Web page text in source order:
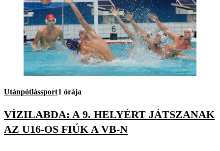
Utánpótlássport1 órája
VÍZILABDA: A 9. HELYÉRT JÁTSZANAK
AZ U16-OS FIÚK A VB-N